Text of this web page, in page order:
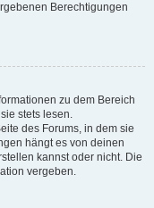
Berechtigungen
zu dem Bereich
stets lesen.
des Forums, in dem sie
hängt es von deinen
kannst oder nicht. Die
vergeben.